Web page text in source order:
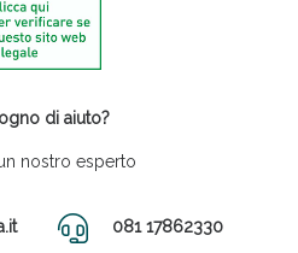
di aiuto?
nostro esperto
081 17862330